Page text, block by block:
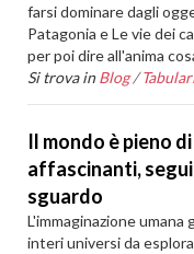
farsi dominare dagli
Patagonia e Le vie dei
per poi dire all'anima
Si trova in Blog /
Il mondo è pieno
affascinanti,
sguardo
L'immaginazione umana
interi universi da